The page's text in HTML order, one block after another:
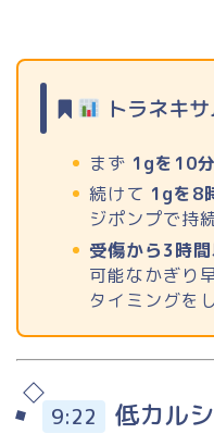
トラネキ
まず 1gを10
続けて 1gを8
ジポンプで持
受傷から3時
可能なかぎり
タイミングを
9:22 低カル